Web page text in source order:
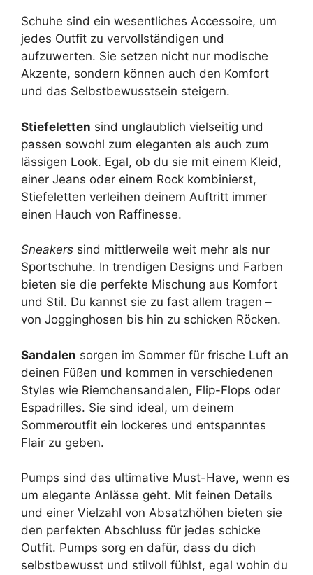
Schuhe sind ein wesentliches Accessoire, um
jedes Outfit zu vervollständigen und
aufzuwerten. Sie setzen nicht nur modische
Akzente, sondern können auch den Komfort
und das Selbstbewusstsein steigern.
Stiefeletten sind unglaublich vielseitig und
passen sowohl zum eleganten als auch zum
lässigen Look. Egal, ob du sie mit einem Kleid,
einer Jeans oder einem Rock kombinierst,
Stiefeletten verleihen deinem Auftritt immer
einen Hauch von Raffinesse.
Sneakers sind mittlerweile weit mehr als nur
Sportschuhe. In trendigen Designs und Farben
bieten sie die perfekte Mischung aus Komfort
und Stil. Du kannst sie zu fast allem tragen –
von Jogginghosen bis hin zu schicken Röcken.
Sandalen sorgen im Sommer für frische Luft an
deinen Füßen und kommen in verschiedenen
Styles wie Riemchensandalen, Flip-Flops oder
Espadrilles. Sie sind ideal, um deinem
Sommeroutfit ein lockeres und entspanntes
Flair zu geben.
Pumps sind das ultimative Must-Have, wenn es
um elegante Anlässe geht. Mit feinen Details
und einer Vielzahl von Absatzhöhen bieten sie
den perfekten Abschluss für jedes schicke
Outfit. Pumps sorg en dafür, dass du dich
selbstbewusst und stilvoll fühlst, egal wohin du